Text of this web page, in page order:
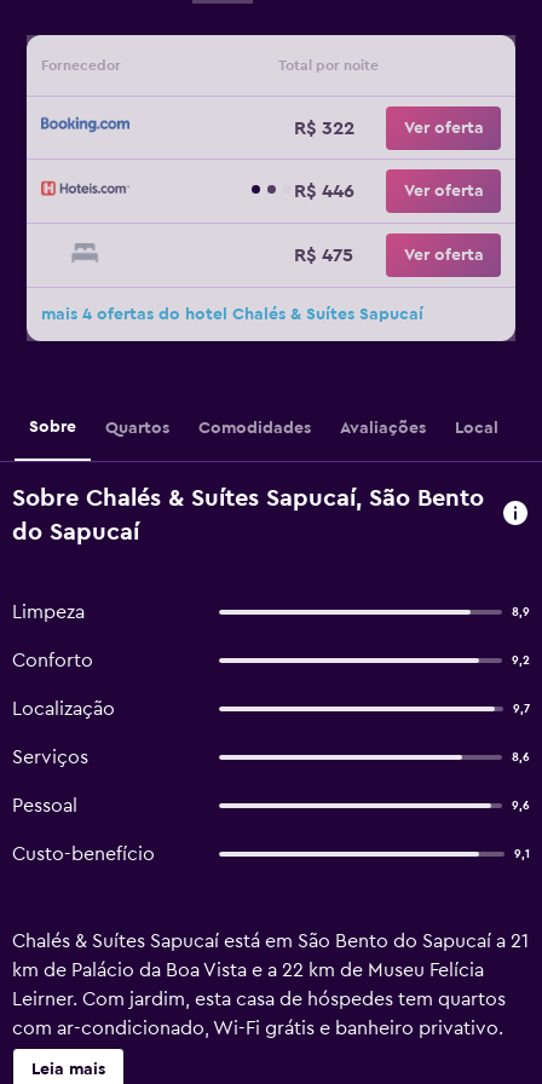
Fornecedor Total por noite
R$ 322 Ver oferta
R$ 446 Ver oferta
R$ 475 Ver oferta
mais 4 ofertas do hotel Chalés & Suítes Sapucaí
Sobre Quartos Comodidades Avaliações Local
Sobre Chalés & Suítes Sapucaí, São Bento
do Sapucaí
Limpeza 8,9
Conforto 9,2
Localização 9,7
Serviços 8,6
Pessoal 9,6
Custo-benefício 9,1
Chalés & Suítes Sapucaí está em São Bento do Sapucaí a 21
km de Palácio da Boa Vista e a 22 km de Museu Felícia
Leirner. Com jardim, esta casa de hóspedes tem quartos
com ar-condicionado, Wi-Fi grátis e banheiro privativo.
Esta acomodação para pessoas com alergias fica a 38 km
Leia mais